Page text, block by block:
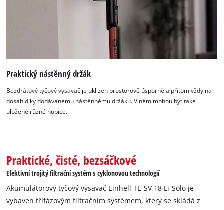
Praktický nástěnný držák
Bezdrátový tyčový vysavač je uklizen prostorově úsporně a přitom vždy na
dosah díky dodávanému nástěnnému držáku. V něm mohou být také
uložené různé hubice.
Praktické, čisté, bezsáčkové
Efektivní trojitý filtrační systém s cyklonovou technologií
Akumulátorový tyčový vysavač Einhell TE-SV 18 Li-Solo je
vybaven třífázovým filtračním systémem, který se skládá z